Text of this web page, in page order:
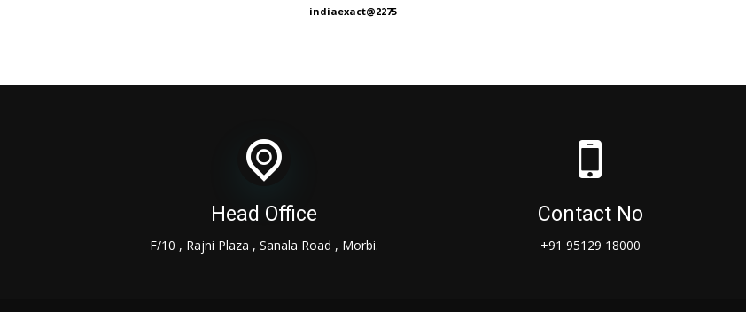
indiaexact@2275
Head Office
F/10 , Rajni Plaza , Sanala Road , Morbi.
Contact No
+91 95129 18000